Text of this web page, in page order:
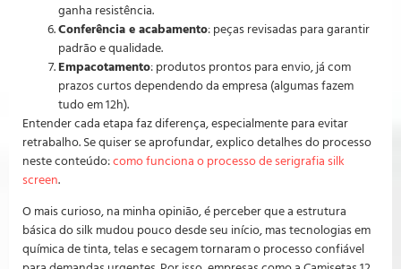
ganha resistência.
Conferência e acabamento: peças revisadas para garantir
padrão e qualidade.
Empacotamento: produtos prontos para envio, já com
prazos curtos dependendo da empresa (algumas fazem
tudo em 12h).
Entender cada etapa faz diferença, especialmente para evitar
retrabalho. Se quiser se aprofundar, explico detalhes do processo
neste conteúdo:como funciona o processo de serigrafia silk
screen.
O mais curioso, na minha opinião, é perceber que a estrutura
básica do silk mudou pouco desde seu início, mas tecnologias em
química de tinta, telas e secagem tornaram o processo confiável